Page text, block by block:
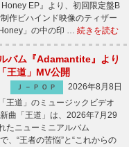
EP』より、初回限定盤B
作ビハインド映像のティザー
」の中の印 … 続きを読む
バム『Adamantite』より
王道」MV公開
Ｊ－ＰＯＰ
2026年8月8日
王道」のミュージックビデオ
曲「王道」は、2026年7月29
たニューミニアルバム
、“王者の苦悩”と“これからの